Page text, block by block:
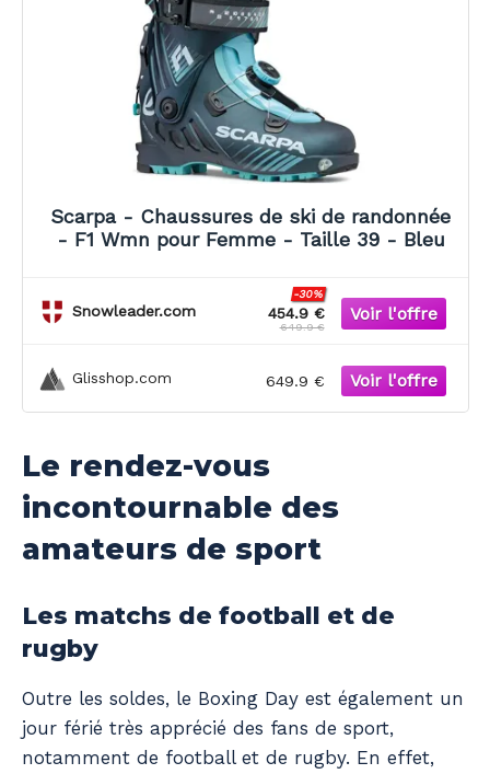
Scarpa - Chaussures de ski de randonnée
- F1 Wmn pour Femme - Taille 39 - Bleu
Snowleader.com 454.9 €
-30%
649.9 €
Glisshop.com 649.9 €
Le rendez-vous
incontournable des
amateurs de sport
Les matchs de football et de
rugby
Outre les soldes, le Boxing Day est également un
jour férié très apprécié des fans de sport,
notamment de football et de rugby. En effet,